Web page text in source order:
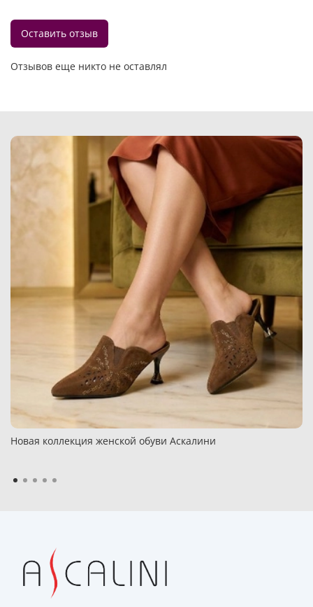
Отзывов еще никто не оставлял
Оставить отзыв
Новая коллекция женской обуви Аскалини